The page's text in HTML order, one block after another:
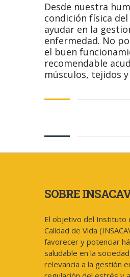
Desde nuestra
condición física
ayudar en la
enfermedad. No
el buen
recomendable
músculos, tejidos
SOBRE
El objetivo del Instituto
Calidad de Vida
favorecer y potenciar
saludable en la
relevancia a la gestión